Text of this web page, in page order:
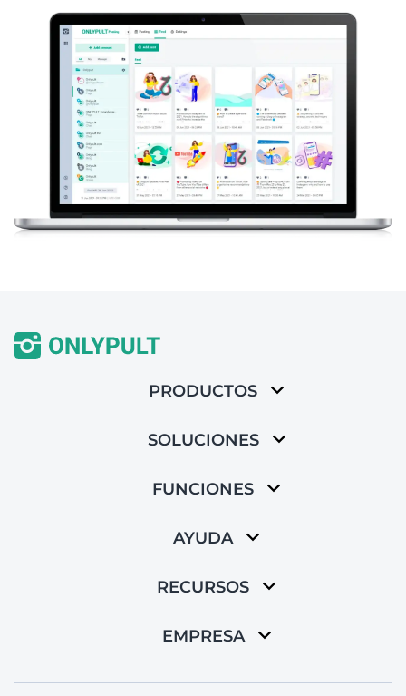
PRODUCTOS
SOLUCIONES
FUNCIONES
AYUDA
RECURSOS
EMPRESA